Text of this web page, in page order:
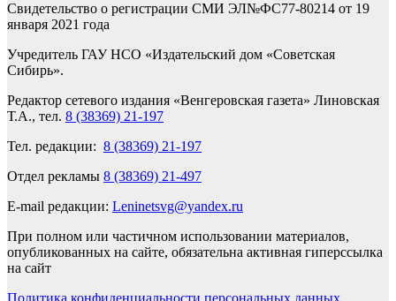
Свидетельство о регистрации СМИ ЭЛ№ФС77-80214 от 19
января 2021 года
Учредитель ГАУ НСО «Издательский дом «Советская
Сибирь».
Редактор сетевого издания «Венгеровская газета» Линовская
Т.А., тел. 8 (38369) 21-197
Тел. редакции: 8 (38369) 21-197
Отдел рекламы 8 (38369) 21-497
E-mail редакции: Leninetsvg@yandex.ru
При полном или частичном использовании материалов,
опубликованных на сайте, обязательна активная гиперссылка
на сайт